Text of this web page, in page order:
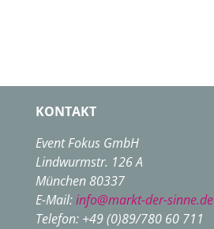
KONTAKT
Event Fokus GmbH
Lindwurmstr. 126 A
München 80337
E-Mail:info@markt-der-sinne.de
Telefon: +49 (0)89/780 60 711